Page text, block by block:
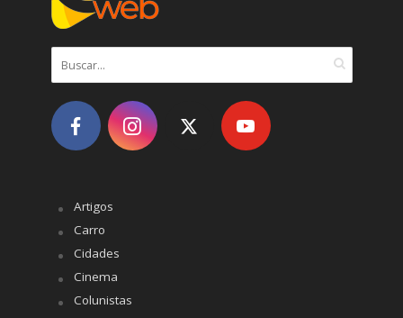
Artigos
Carro
Cidades
Cinema
Colunistas